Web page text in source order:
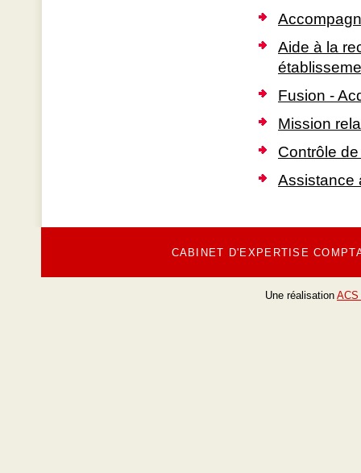
Aide à la
Fusion -
Mission
Contrôle
Assistance
CABINET D'EXPERTISE
Une réalisation ACS